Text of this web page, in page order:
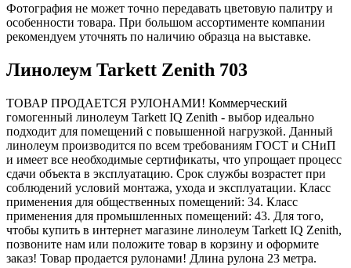
Фотография не может точно передавать цветовую палитру и
особенности товара. При большом ассортименте компании
рекомендуем уточнять по наличию образца на выставке.
Линолеум Tarkett Zenith 703
ТОВАР ПРОДАЕТСЯ РУЛОНАМИ! Коммерческий
гомогенный линолеум Tarkett IQ Zenith - выбор идеально
подходит для помещений с повышенной нагрузкой. Данный
линолеум производится по всем требованиям ГОСТ и СНиП
и имеет все необходимые сертификаты, что упрощает процесс
сдачи объекта в эксплуатацию. Срок службы возрастет при
соблюдений условий монтажа, ухода и эксплуатации. Класс
применения для общественных помещений: 34. Класс
применения для промышленных помещений: 43. Для того,
чтобы купить в интернет магазине линолеум Tarkett IQ Zenith,
позвоните нам или положите товар в корзину и оформите
заказ! Товар продается рулонами! Длина рулона 23 метра.